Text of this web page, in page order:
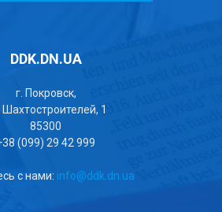
DDK.DN.UA
г. Покровск,
Шахтостроителей, 1
85300
(099) 29 42 999
с нами: info@ddk.dn.ua